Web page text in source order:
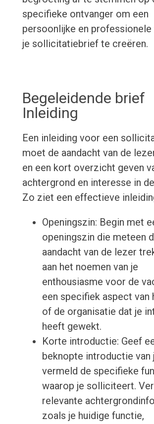
specifieke ontvanger om een
persoonlijke en
je sollicitatiebrief te creëren.
Begeleidende brief
Inleiding
Een inleiding voor een
moet de aandacht van de
en een kort overzicht geven
achtergrond en interesse in
Zo ziet een effectieve
Openingszin: Begin met
openingszin die meteen
aandacht van de lezer
aan het noemen van je
enthousiasme voor de
een specifiek aspect van
of de organisatie dat je
heeft gewekt.
Korte introductie: Geef
beknopte introductie van
vermeld de specifieke
waarop je solliciteert.
relevante
zoals je huidige functie,